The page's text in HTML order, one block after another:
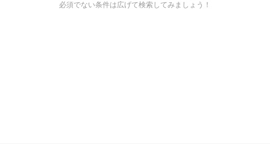
必須でない条件は広げて検索してみましょう！